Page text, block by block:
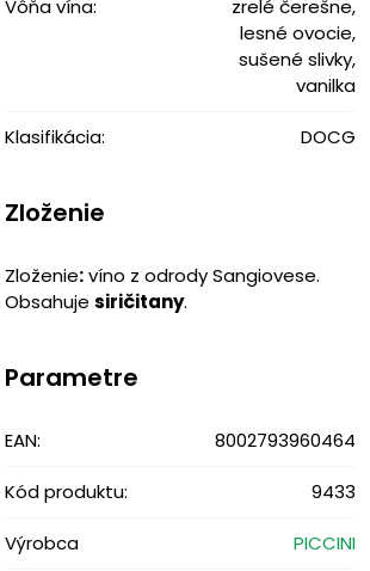
Vôňa vína:
zrelé čerešne,
lesné ovocie,
sušené slivky,
vanilka
Klasifikácia: DOCG
Zloženie
Zloženie:víno z odrody Sangiovese.
Obsahuje siričitany.
Parametre
EAN: 8002793960464
Kód produktu: 9433
Výrobca PICCINI